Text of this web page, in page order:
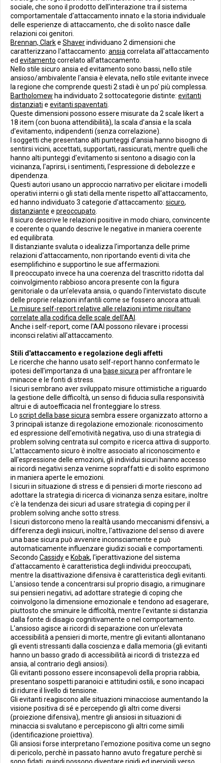
sociale, che sono il prodotto dell'interazione tra il sistema
comportamentale d'attaccamento innato e la storia individuale
delle esperienze di attaccamento, che di solito nasce dalle
relazioni coi genitori.
Brennan, Clarke Shaverindividuano 2 dimensioni che
caratterizzano l'attaccamento: ansia correlata all'attaccamento
ed evitamento correlato all'attaccamento.
Nello stile sicuro ansia ed evitamento sono bassi, nello stile
ansioso/ambivalente l'ansia è elevata, nello stile evitante invece
la regione che comprende questi 2 stadi è un po' più complessa.
Bartholomew ha individuato 2 sottocategorie distinte: evitanti
distanziati e evitanti spaventati
Queste dimensioni possono essere misurate da 2 scale likert a
18 item (con buona attendibilità), la scala d'ansia e la scala
d'evitamento, indipendenti (senza correlazione).
I soggetti che presentano alti punteggi d'ansia hanno bisogno di
sentirsi vicini, accettati, supportati, rassicurati, mentre quelli che
hanno alti punteggi d'evitamento si sentono a disagio con la
vicinanza, l'aprirsi, i sentimenti, l'espressione di debolezze e
dipendenza.
Questi autori usano un approccio narrativo per elicitare i modelli
operativi interni o gli stati della mente rispetto all'attaccamento,
ed hanno individuato 3 categorie d'attaccamento: sicuro,
distanziante e preoccupato
Il sicuro descrive le relazioni positive in modo chiaro, convincente
e coerente o quando descrive le negative in maniera coerente
ed equilibrata.
Il distanziante svaluta o idealizza l'importanza delle prime
relazioni d'attaccamento, non riportando eventi di vita che
esemplifichino e supportino le sue affermazioni.
Il preoccupato invece ha una coerenza del trascritto ridotta dal
coinvolgimento rabbioso ancora presente con la figura
genitoriale o da un'elevata ansia, o quando l'intervistato discute
delle proprie relazioni infantili come se fossero ancora attuali.
Le misure self-report relative alle relazioni intime risultano
correlate alla codifica delle scale dell'AAI
Anche i self-report, come l'AAI possono rilevare i processi
inconsci relativi all'attaccamento.
Stili d'attaccamento e regolazione degli affetti
Le ricerche che hanno usato self-report hanno confermato le
ipotesi dell'importanza di una base sicura per affrontare le
minacce e le fonti di stress.
I sicuri sembrano aver sviluppato misure ottimistiche a riguardo
la gestione delle difficoltà, un senso di fiducia sulla responsività
altrui e di autoefficacia nel fronteggiare lo stress.
Lo script della base sicura sembra essere organizzato attorno a
3 principali istanze di regolazione emozionale: riconoscimento
ed espressione dell'emotività negativa, uso di una strategia di
problem solving centrata sul compito e ricerca attiva di supporto.
L'attaccamento sicuro è inoltre associato al riconoscimento e
all'espressione delle emozioni, gli individui sicuri hanno accesso
ai ricordi negativi senza venirne sopraffatti e di solito esprimono
in maniera aperte le emozioni.
I sicuri in situazione di stress e di pensieri di morte riescono ad
adottare la strategia di ricerca di vicinanza senza esitare, inoltre
c'è la tendenza dei sicuri ad usare strategia di coping per il
problem solving anche sotto stress.
I sicuri distorcono meno la realtà usando meccanismi difensivi, a
differenza degli insicuri, inoltre, l'attivazione del senso di avere
una base sicura può avvenire inconsciamente e può
automaticamente influenzare giudizi sociali e comportamenti.
Secondo Cassidye Kobak, l'iperattivazione del sistema
d'attaccamento è caratteristica degli individui preoccupati,
mentre la disattivazione difensiva è caratteristica degli evitanti.
L'ansioso tende a concentrarsi sul proprio disagio, a rimuginare
sui pensieri negativi, ad adottare strategie di coping che
coinvolgono la dimensione emozionale e tendono ad esagerare,
piuttosto che sminuire le difficoltà, mentre l'evitante si distanzia
dalla fonte di disagio cognitivamente o nel comportamento.
L'ansioso agisce ai ricordi di separazione con un'elevata
accessibilità a pensieri di morte, mentre gli evitanti allontanano
gli eventi stressanti dalla coscienza e dalla memoria (gli evitanti
hanno un basso grado di accessibilità ai ricordi di tristezza ed
ansia, al contrario degli ansiosi).
Gli evitanti possono essere inconsapevoli della propria rabbia,
presentano sospetti paranoici e attitudini ostili, e sono incapaci
di ridurre il livello di tensione.
Gli evitanti reagiscono alle situazioni minacciose aumentando la
visione positiva di sé e percependo gli altri come diversi
(proiezione difensiva), mentre gli ansiosi in situazioni di
minaccia si svalutano e percepiscono gli altri come simili
(identificazione proiettiva).
Gli ansiosi forse interpretano l'emozione positiva come un segno
di pericolo, perchè in passato hanno avuto fregature perchè si